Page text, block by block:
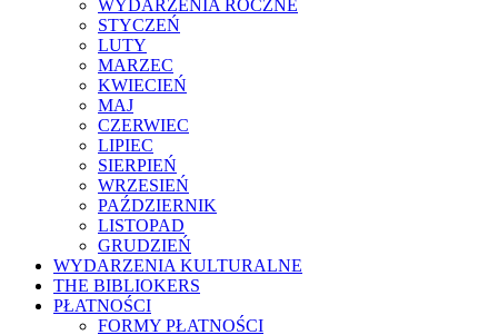
WYDARZENIA ROCZNE
STYCZEŃ
LUTY
MARZEC
KWIECIEŃ
MAJ
CZERWIEC
LIPIEC
SIERPIEŃ
WRZESIEŃ
PAŹDZIERNIK
LISTOPAD
GRUDZIEŃ
WYDARZENIA KULTURALNE
THE BIBLIOKERS
PŁATNOŚCI
FORMY PŁATNOŚCI